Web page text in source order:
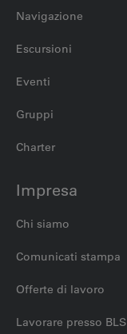
Navigazione
Escursioni
Eventi
Gruppi
Charter
Impresa
Chi siamo
Comunicati stampa
Offerte di lavoro
Lavorare presso BLS